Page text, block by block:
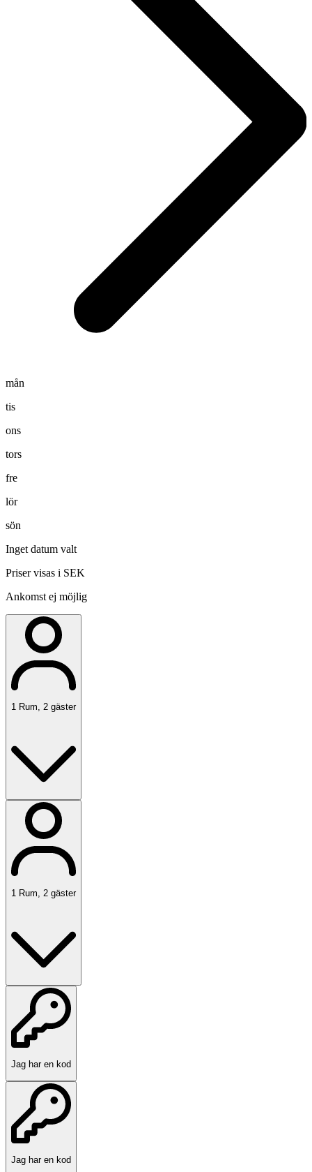
mån
tis
ons
tors
fre
lör
sön
Inget datum valt
Priser visas i SEK
Ankomst ej möjlig
1 Rum, 2 gäster
1 Rum 2 gäster
Jag har en kod
Jag har en kod